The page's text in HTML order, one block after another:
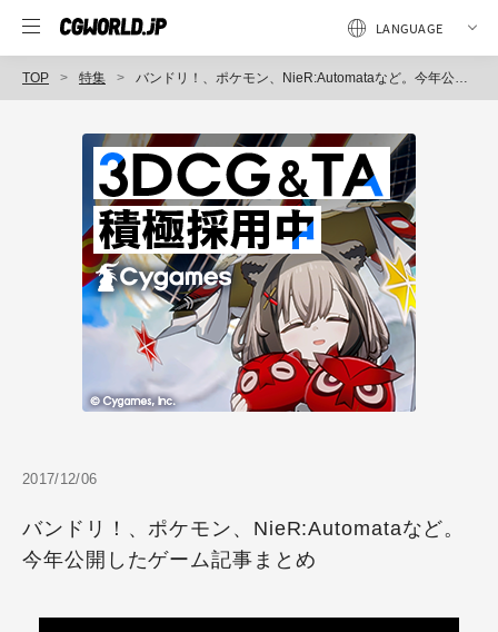
TOP 特集 バンドリ！、ポケモン、NieR:Automataなど。今年公開したゲーム記事まとめ
2017/12/06
バンドリ！、ポケモン、NieR:Automataなど。
今年公開したゲーム記事まとめ